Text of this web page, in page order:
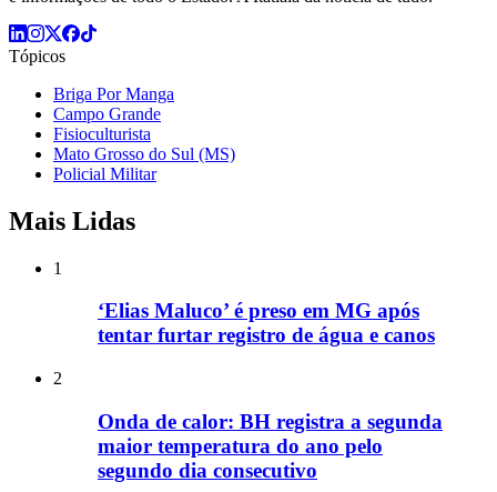
Tópicos
Briga Por Manga
Campo Grande
Fisioculturista
Mato Grosso do Sul (MS)
Policial Militar
Mais Lidas
1
‘Elias Maluco’ é preso em MG após
tentar furtar registro de água e canos
2
Onda de calor: BH registra a segunda
maior temperatura do ano pelo
segundo dia consecutivo